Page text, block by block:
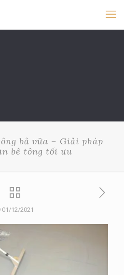
bả vữa – Giải pháp
bê tông tối ưu
01/12/2021